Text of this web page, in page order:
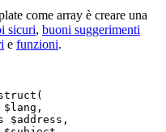
come array è creare una
sicuri, buoni suggerimenti
e funzioni.